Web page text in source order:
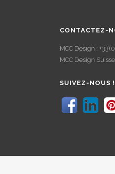
CONTACTEZ-
MCC Design :
MCC Design
SUIVEZ-NOUS !